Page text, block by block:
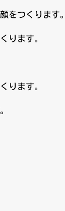
をつくります。
ります。
ります。